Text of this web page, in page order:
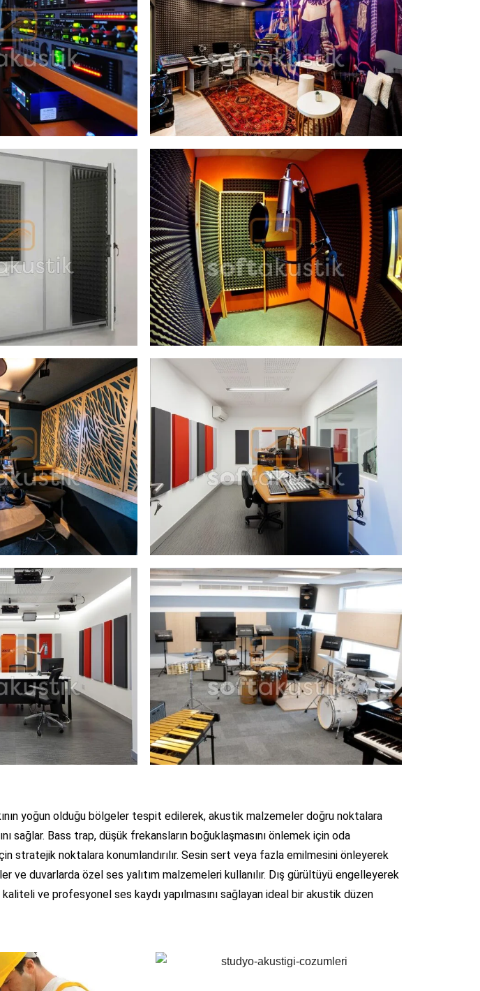
yoğun olduğu bölgeler tespit edilerek, akustik malzemeler doğru noktalara
Bass trap, düşük frekansların boğuklaşmasını önlemek için oda
stratejik noktalara konumlandırılır. Sesin sert veya fazla emilmesini önleyerek
duvarlarda özel ses yalıtım malzemeleri kullanılır. Dış gürültüyü engelleyerek
ve profesyonel ses kaydı yapılmasını sağlayan ideal bir akustik düzen